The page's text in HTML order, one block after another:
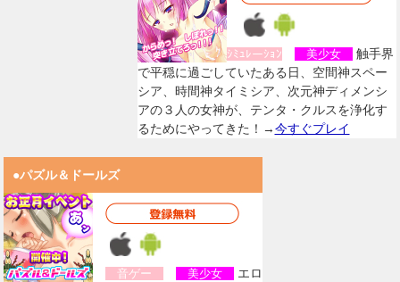
ｼﾐｭﾚーｼｮﾝ 美少女
触手界
で平穏に過ごしていたある日、空間神スペー
シア、時間神タイミシア、次元神ディメンシ
アの３人の女神が、テンタ・クルスを浄化す
るためにやってきた！→今すぐプレイ
●パズル＆ドールズ
音ゲー 美少女
エロ